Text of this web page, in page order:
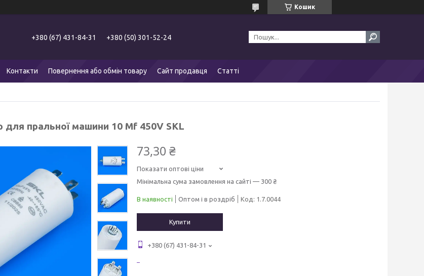
Кошик
+380 (67) 431-84-31 +380 (50) 301-52-24
Контакти Повернення або обмін товару Сайт продавця Статті
для пральної машини 10 Mf 450V SKL
73,30 ₴
Показати оптові ціни
Мінімальна сума замовлення на сайті — 300 ₴
В наявності Оптом і в роздріб Код: 1.7.0044
Купити
+380 (67) 431-84-31